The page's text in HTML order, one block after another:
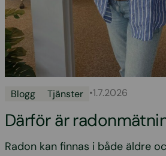
Blogg Tjänster •1.7.2026
Därför är
Radon kan finnas i både äldre